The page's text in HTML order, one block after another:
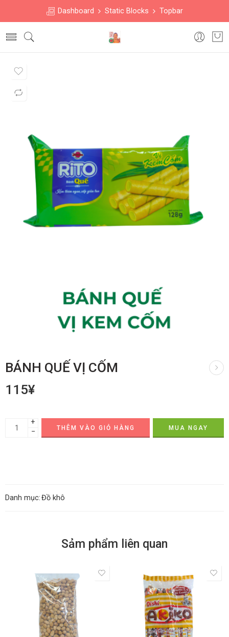
Dashboard Static Blocks Topbar
BÁNH QUẾ VỊ CỐM
115¥
+
−
THÊM VÀO GIỎ HÀNG MUA NGAY
Danh mục:Đồ khô
Sảm phẩm liên quan